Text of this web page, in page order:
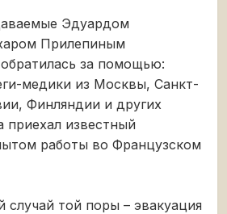
Эдуардом
Прилепиным
за помощью:
медики из Москвы, Санкт-
Финляндии и других
известный
работы во Французском
той поры – эвакуация